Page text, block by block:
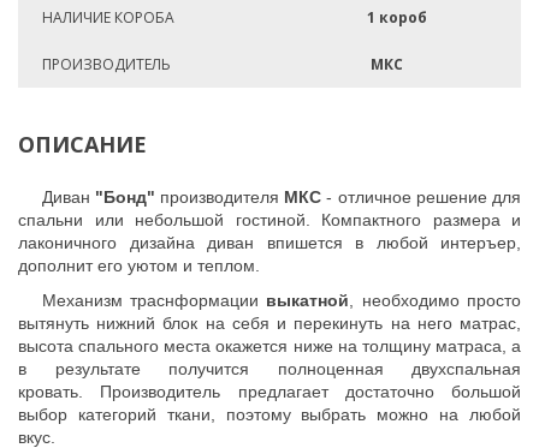
НАЛИЧИЕ КОРОБА 1 короб
ПРОИЗВОДИТЕЛЬ МКС
ОПИСАНИЕ
Диван "Бонд" производителя МКС - отличное решение для
спальни или небольшой гостиной. Компактного размера и
лаконичного дизайна диван впишется в любой интеръер,
дополнит его уютом и теплом.
Механизм траснформации выкатной , необходимо просто
вытянуть нижний блок на себя и перекинуть на него матрас,
высота спального места окажется ниже на толщину матраса, а
в результате получится полноценная двухспальная
кровать. Производитель предлагает достаточно большой
выбор категорий ткани, поэтому выбрать можно на любой
вкус.